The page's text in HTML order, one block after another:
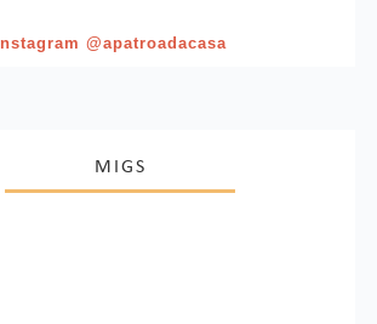
Instagram @apatroadacasa
MIGS